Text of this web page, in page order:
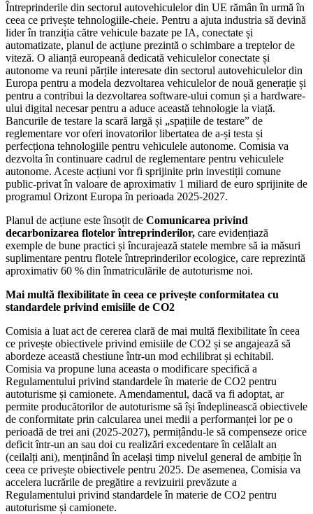
Întreprinderile din sectorul autovehiculelor din UE rămân în urmă în
ceea ce privește tehnologiile-cheie. Pentru a ajuta industria să devină
lider în tranziția către vehicule bazate pe IA, conectate și
automatizate, planul de acțiune prezintă o schimbare a treptelor de
viteză. O alianță europeană dedicată vehiculelor conectate și
autonome va reuni părțile interesate din sectorul autovehiculelor din
Europa pentru a modela dezvoltarea vehiculelor de nouă generație și
pentru a contribui la dezvoltarea software-ului comun și a hardware-
ului digital necesar pentru a aduce această tehnologie la viață.
Bancurile de testare la scară largă și „spațiile de testare” de
reglementare vor oferi inovatorilor libertatea de a-și testa și
perfecționa tehnologiile pentru vehiculele autonome. Comisia va
dezvolta în continuare cadrul de reglementare pentru vehiculele
autonome. Aceste acțiuni vor fi sprijinite prin investiții comune
public-privat în valoare de aproximativ 1 miliard de euro sprijinite de
programul Orizont Europa în perioada 2025-2027.
Planul de acțiune este însoțit de Comunicarea privind
decarbonizarea flotelor întreprinderilor, care evidențiază
exemple de bune practici și încurajează statele membre să ia măsuri
suplimentare pentru flotele întreprinderilor ecologice, care reprezintă
aproximativ 60 % din înmatriculările de autoturisme noi.
Mai multă flexibilitate în ceea ce privește conformitatea cu
standardele privind emisiile de CO2
Comisia a luat act de cererea clară de mai multă flexibilitate în ceea
ce privește obiectivele privind emisiile de CO2 și se angajează să
abordeze această chestiune într-un mod echilibrat și echitabil.
Comisia va propune luna aceasta o modificare specifică a
Regulamentului privind standardele în materie de CO2 pentru
autoturisme și camionete. Amendamentul, dacă va fi adoptat, ar
permite producătorilor de autoturisme să își îndeplinească obiectivele
de conformitate prin calcularea unei medii a performanței lor pe o
perioadă de trei ani (2025-2027), permițându-le să compenseze orice
deficit într-un an sau doi cu realizări excedentare în celălalt an
(ceilalți ani), menținând în același timp nivelul general de ambiție în
ceea ce privește obiectivele pentru 2025. De asemenea, Comisia va
accelera lucrările de pregătire a revizuirii prevăzute a
Regulamentului privind standardele în materie de CO2 pentru
autoturisme și camionete.